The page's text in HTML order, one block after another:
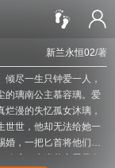
新兰永恒02/著
尽一生只钟爱一人，
的璃南公主慕容璃。爱
漫的失忆孤女沐璃，
世世，他却无法给她一
婚，一把匕首将他们之